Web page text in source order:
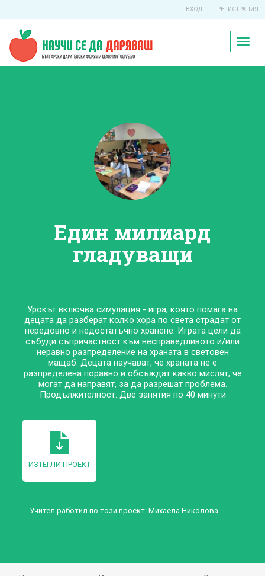
ВХОД РЕГИСТРАЦИЯ
Един милиард
гладуващи
Урокът включва симулация - игра, която помага на
децата да разберат колко хора по света страдат от
нередовно и недостатъчно хранене. Играта цели да
събуди съпричастност към несправедливото и/или
неравно разпределение на храната в световен
мащаб. Децата научават, че храната не е
разпределена поравно и обсъждат какво мислят, че
могат да направят, за да разрешат проблема.
Продължителност: Две занятия по 40 минути
ИЗТЕГЛИ ПРОЕКТ
Учител работил по този проект: Михаела Николова